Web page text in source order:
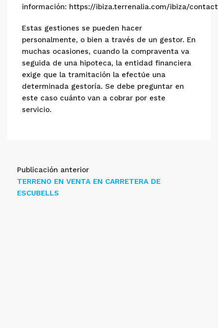
información: https://ibiza.terrenalia.com/ibiza/
Estas gestiones se pueden hacer
personalmente, o bien a través de un gestor. En
muchas ocasiones, cuando la compraventa va
seguida de una hipoteca, la entidad financiera
exige que la tramitación la efectúe una
determinada gestoría. Se debe preguntar en
este caso cuánto van a cobrar por este
servicio.
Publicación anterior
TERRENO EN VENTA EN CARRETERA DE
ESCUBELLS